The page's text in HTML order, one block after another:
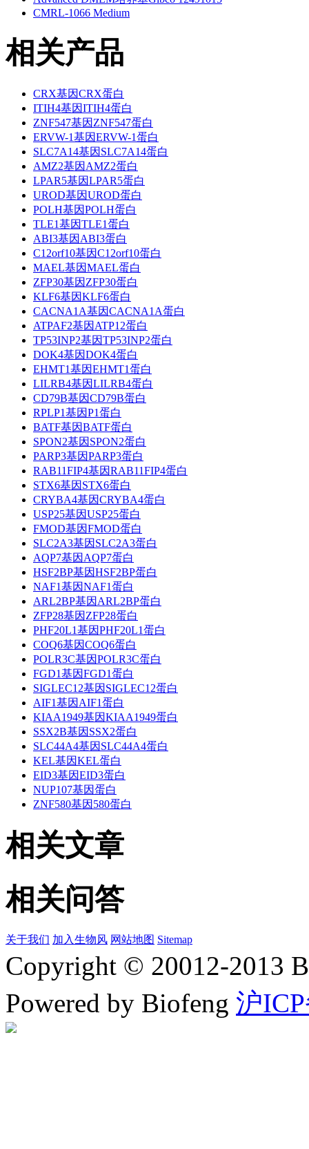
CMRL-1066 Medium
相关产品
CRX基因CRX蛋白
ITIH4基因ITIH4蛋白
ZNF547基因ZNF547蛋白
ERVW-1基因ERVW-1蛋白
SLC7A14基因SLC7A14蛋白
AMZ2基因AMZ2蛋白
LPAR5基因LPAR5蛋白
UROD基因UROD蛋白
POLH基因POLH蛋白
TLE1基因TLE1蛋白
ABI3基因ABI3蛋白
C12orf10基因C12orf10蛋白
MAEL基因MAEL蛋白
ZFP30基因ZFP30蛋白
KLF6基因KLF6蛋白
CACNA1A基因CACNA1A蛋白
ATPAF2基因ATP12蛋白
TP53INP2基因TP53INP2蛋白
DOK4基因DOK4蛋白
EHMT1基因EHMT1蛋白
LILRB4基因LILRB4蛋白
CD79B基因CD79B蛋白
RPLP1基因P1蛋白
BATF基因BATF蛋白
SPON2基因SPON2蛋白
PARP3基因PARP3蛋白
RAB11FIP4基因RAB11FIP4蛋白
STX6基因STX6蛋白
CRYBA4基因CRYBA4蛋白
USP25基因USP25蛋白
FMOD基因FMOD蛋白
SLC2A3基因SLC2A3蛋白
AQP7基因AQP7蛋白
HSF2BP基因HSF2BP蛋白
NAF1基因NAF1蛋白
ARL2BP基因ARL2BP蛋白
ZFP28基因ZFP28蛋白
PHF20L1基因PHF20L1蛋白
COQ6基因COQ6蛋白
POLR3C基因POLR3C蛋白
FGD1基因FGD1蛋白
SIGLEC12基因SIGLEC12蛋白
AIF1基因AIF1蛋白
KIAA1949基因KIAA1949蛋白
SSX2B基因SSX2蛋白
SLC44A4基因SLC44A4蛋白
KEL基因KEL蛋白
EID3基因EID3蛋白
NUP107基因蛋白
ZNF580基因580蛋白
相关文章
相关问答
关于我们 加入生物风 网站地图 Sitemap
Copyright © 20012-2013
Powered by Biofeng 沪